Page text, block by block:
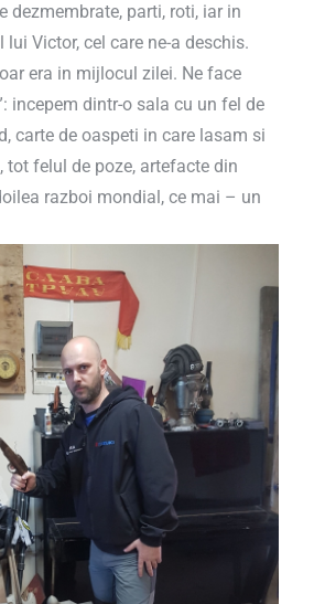
dezmembrate, parti, roti, iar in
Victor, cel care ne-a deschis.
era in mijlocul zilei. Ne face
incepem dintr-o sala cu un fel de
carte de oaspeti in care lasam si
tot felul de poze, artefacte din
razboi mondial, ce mai – un